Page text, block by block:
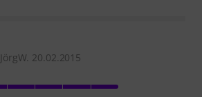
JörgW. 20.02.2015